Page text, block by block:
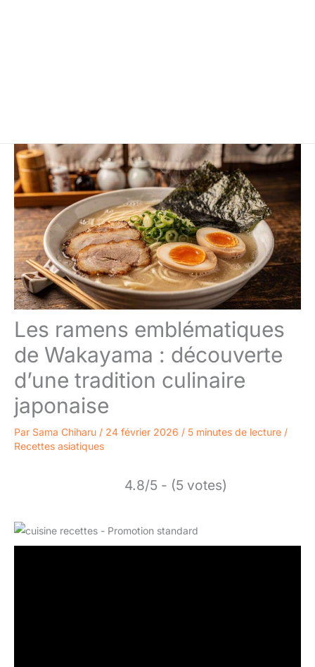
Les ramens emblématiques
de Wakayama : découverte
d’une tradition culinaire
japonaise
Par Sama Chiharu / 24 février 2026 / 5 minutes de lecture /
Recettes asiatiques
4.8/5 - (5 votes)